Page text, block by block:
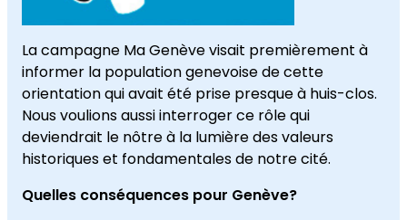
La campagne Ma Genève visait premièrement à
informer la population genevoise de cette
orientation qui avait été prise presque à huis-clos.
Nous voulions aussi interroger ce rôle qui
deviendrait le nôtre à la lumière des valeurs
historiques et fondamentales de notre cité.
Quelles conséquences pour Genève?